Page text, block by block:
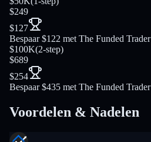
$249
$127
Bespaar $122 met The Funded Trader
$100K(2-step)
$689
$254
Bespaar $435 met The Funded Trader
Voordelen & Nadelen